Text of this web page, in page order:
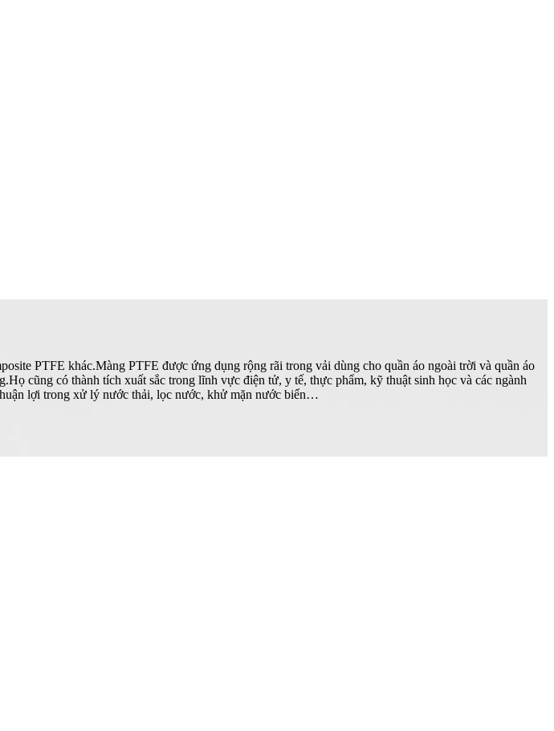
PTFE khác.Màng PTFE được ứng dụng rộng rãi trong vải dùng cho quần áo ngoài trời và quần áo
cũng có thành tích xuất sắc trong lĩnh vực điện tử, y tế, thực phẩm, kỹ thuật sinh học và các ngành
lợi trong xử lý nước thải, lọc nước, khử mặn nước biển…